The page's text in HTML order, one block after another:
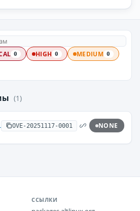
0 HIGH 0 MEDIUM 0
(1)
OVE-20251117-0001 NONE
ССЫЛКИ